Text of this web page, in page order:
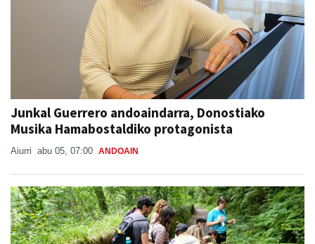
Junkal Guerrero andoaindarra, Donostiako
Musika Hamabostaldiko protagonista
Aiurri abu 05, 07:00 ANDOAIN